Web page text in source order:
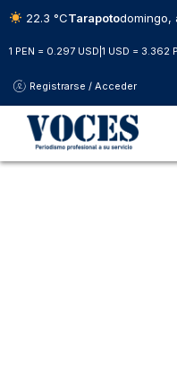
22.3 °CTarapotodomingo,
1 PEN = 0.297 USD 1 USD = 3.362
Registrarse / Acceder